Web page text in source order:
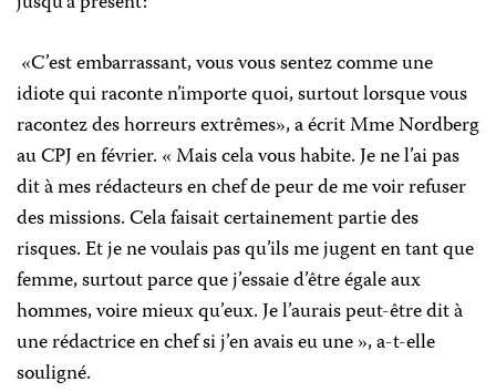
«C’est embarrassant, vous vous sentez comme une
idiote qui raconte n’importe quoi, surtout lorsque vous
racontez des horreurs extrêmes», a écrit Mme Nordberg
au CPJ en février. « Mais cela vous habite. Je ne l’ai pas
dit à mes rédacteurs en chefde peur de me voir refuser
des missions. Cela faisait certainement partie des
risques. Et je ne voulais pas qu’ils me jugent en tant que
femme, surtout parce que j’essaie d’être égale aux
hommes, voire mieux qu’eux. Je l’aurais peut-être dit à
une rédactrice en chef si j’en avais eu une », a-t-elle
souligné.